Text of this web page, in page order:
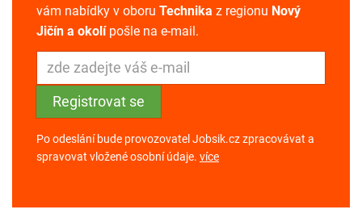
vám nabídky v oboru Technika z regionu Nový
Jičín a okolípošle na e-mail.
Po odeslání bude provozovatel Jobsik.cz zpracovávat a
spravovat vložené osobní údaje. více